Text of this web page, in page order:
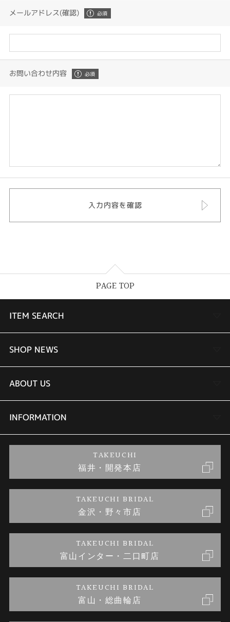
メールアドレス(確認)
お問い合わせ内容
PAGE TOP
ITEM SEARCH
婚約指輪
結婚指輪
セットリング
婚約ネックレス
金・プラチナのお取引
SHOP NEWS
TAKEUCHI BRIDAL金沢本店情報
商品一覧
ブランドリスト
金澤指輪工房｜手作りペアリング
金澤指輪工房｜手作り結婚指輪 and 婚約指輪
金澤指輪工房｜手作り婚約指輪プロポーズプラン
ABOUT US
会社概要
お客様の声
INFORMATION
プライバシーポリシー
TAKEUCHI
福井・開発本店
TAKEUCHI BRIDAL
金沢・野々市店
TAKEUCHI BRIDAL
富山インター・二口町店
TAKEUCHI BRIDAL
富山・総曲輪店